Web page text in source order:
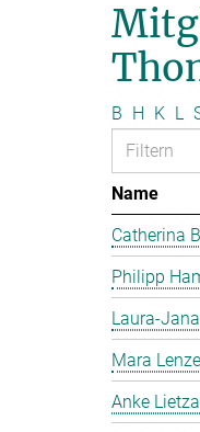
B H K L
Name
Catherina
Philipp
Laura-
Mara
Anke